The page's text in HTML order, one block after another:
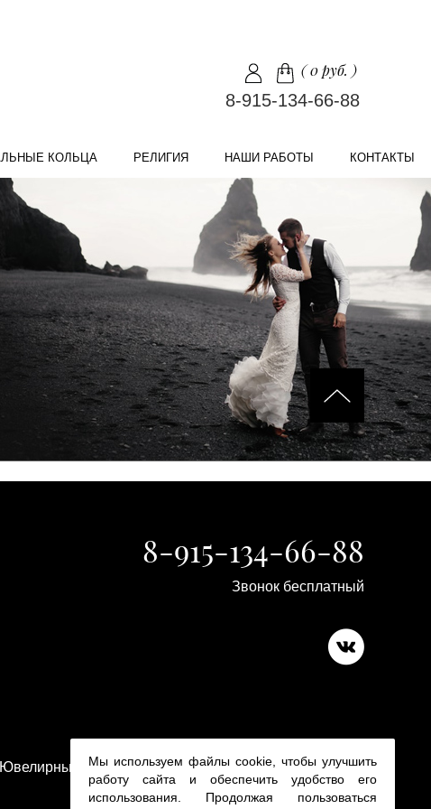
(0 руб. )
8-915-134-66-88
КОЛЬЦА РЕЛИГИЯ НАШИ РАБОТЫ КОНТАКТЫ
8-915-134-66-88
Звонок бесплатный
Ювелирные изделия в ювелирном магазине Platina 24
Мы используем файлы cookie, чтобы улучшить
работу сайта и обеспечить удобство его
использования. Продолжая пользоваться